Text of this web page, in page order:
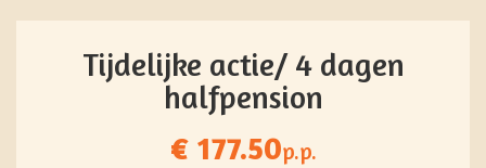
Tijdelijke actie/ 4 dagen
halfpension
€ 177.50p.p.